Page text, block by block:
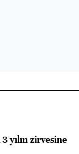
yılın zirvesine